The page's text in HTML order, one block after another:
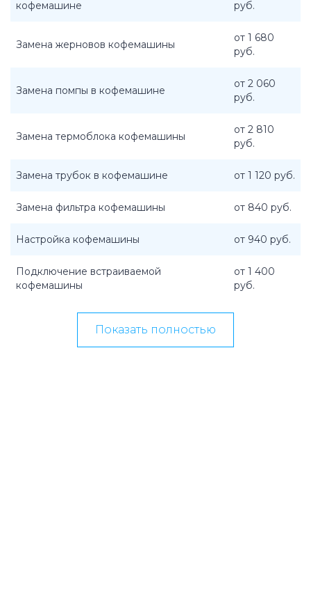
кофемашине
руб.
Замена жерновов кофемашины
от 1 680
руб.
Замена помпы в кофемашине
от 2 060
руб.
Замена термоблока кофемашины
от 2 810
руб.
Замена трубок в кофемашине от 1 120 руб.
Замена фильтра кофемашины от 840 руб.
Настройка кофемашины от 940 руб.
Подключение встраиваемой
кофемашины
от 1 400
руб.
Показать полностью